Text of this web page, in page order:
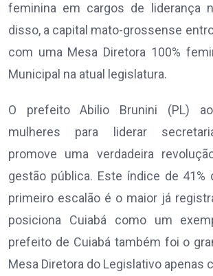
feminina em cargos de liderança
disso, a capital mato-grossense
com uma Mesa Diretora 100%
Municipal na atual legislatura.
O prefeito Abilio Brunini (PL)
mulheres para liderar
promove uma verdadeira
gestão pública. Este índice de 41%
primeiro escalão é o maior já
posiciona Cuiabá como um
prefeito de Cuiabá também foi o
Mesa Diretora do Legislativo apenas